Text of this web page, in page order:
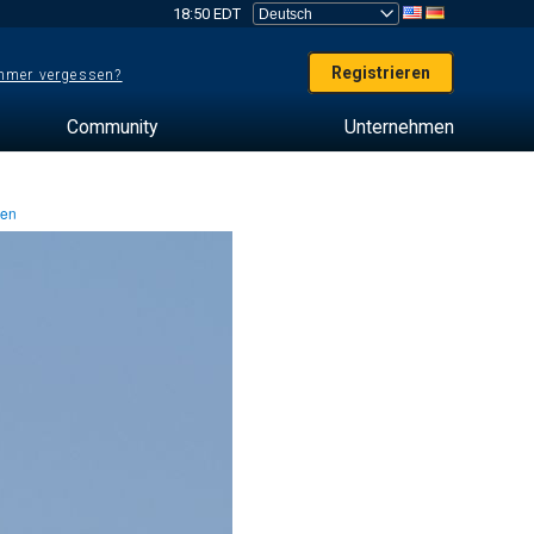
18:50 EDT
vergessen? Registrieren
Community Unternehmen